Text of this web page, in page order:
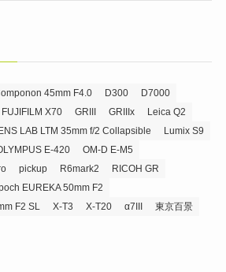
45mm F4.0 D300
D7000
FUJIFILM X70 GRIII GRIIIx
Leica Q2
LAB LTM 35mm f/2 Collapsible
Lumix S9
E-420
OM-D E-M5
pickup R6mark2
RICOH GR
EUREKA 50mm F2
F2 SL
X-T3 X-T20 α7III 東京百景